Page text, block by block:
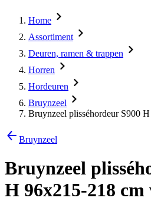
Home
Assortiment
Deuren, ramen & trappen
Horren
Hordeuren
Bruynzeel
Bruynzeel plisséhordeur S900
Bruynzeel
Bruynzeel
H 96x215-218